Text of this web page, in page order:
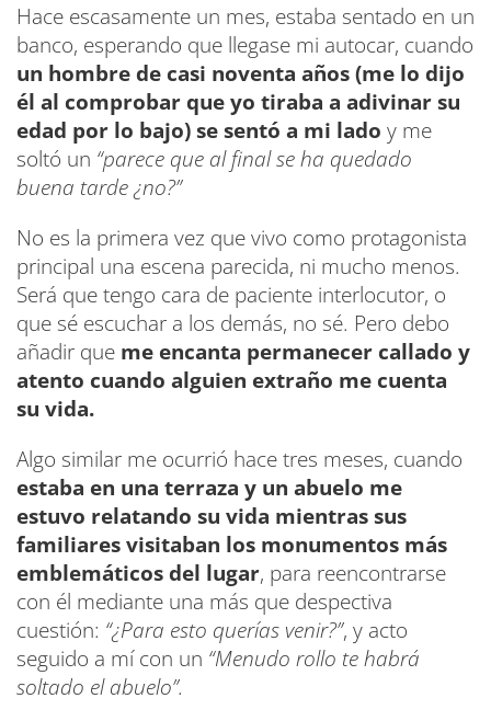
Hace escasamente un mes, estaba sentado en un
banco, esperando que llegase mi autocar, cuando
un hombre de casi noventa años (me lo dijo
él al comprobar que yo tiraba a adivinar su
edad por lo bajo) se sentó a mi lado y me
soltó un “parece que al final se ha quedado
buena tarde ¿no?”
No es la primera vez que vivo como protagonista
principal una escena parecida, ni mucho menos.
Será que tengo cara de paciente interlocutor, o
que sé escuchar a los demás, no sé. Pero debo
añadir que me encanta permanecer callado y
atento cuando alguien extraño me cuenta
su vida.
Algo similar me ocurrió hace tres meses, cuando
estaba en una terraza y un abuelo me
estuvo relatando su vida mientras sus
familiares visitaban los monumentos más
emblemáticos del lugar, para reencontrarse
con él mediante una más que despectiva
cuestión: “¿Para esto querías venir?”, y acto
seguido a mí con un “Menudo rollo te habrá
soltado el abuelo”.